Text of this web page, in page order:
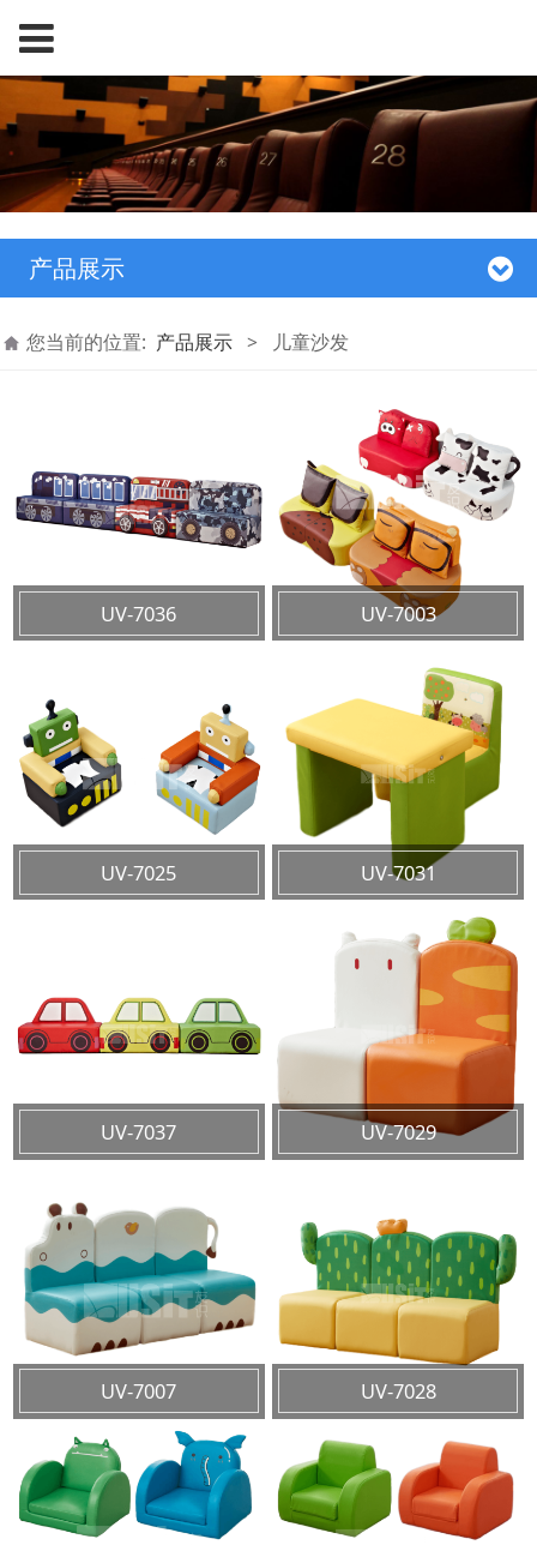
产品展示
您当前的位置: 产品展示 > 儿童沙发
UV-7036 UV-7003
UV-7025 UV-7031
UV-7037 UV-7029
UV-7007 UV-7028